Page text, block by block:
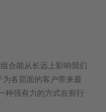
合能从长远上影响我们
各层面的客户带来最
种强有力的方式在前行